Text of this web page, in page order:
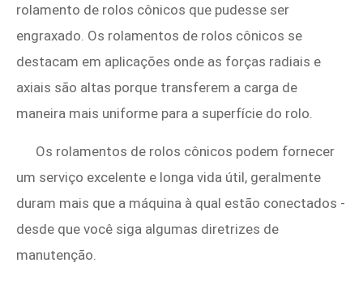
rolamento de rolos cônicos que pudesse ser
engraxado. Os rolamentos de rolos cônicos se
destacam em aplicações onde as forças radiais e
axiais são altas porque transferem a carga de
maneira mais uniforme para a superfície do rolo.
Os rolamentos de rolos cônicos podem fornecer
um serviço excelente e longa vida útil, geralmente
duram mais que a máquina à qual estão conectados -
desde que você siga algumas diretrizes de
manutenção.